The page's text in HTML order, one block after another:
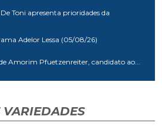
Toni apresenta prioridades da
Adelor Lessa (05/08/26)
Amorim Pfuetzenreiter, candidato ao...